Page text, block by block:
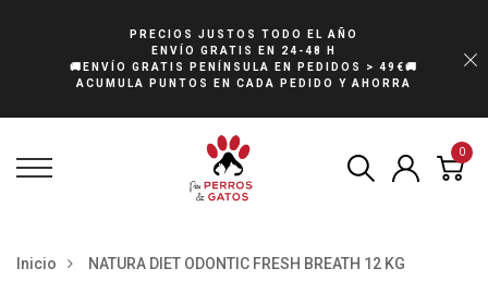
PRECIOS JUSTOS TODO EL AÑO
ENVÍO GRATIS EN 24-48 H
🚚ENVÍO GRATIS PENÍNSULA EN PEDIDOS > 49€🚚
ACUMULA PUNTOS EN CADA PEDIDO Y AHORRA
0
Inicio NATURA DIET ODONTIC FRESH BREATH 12 KG